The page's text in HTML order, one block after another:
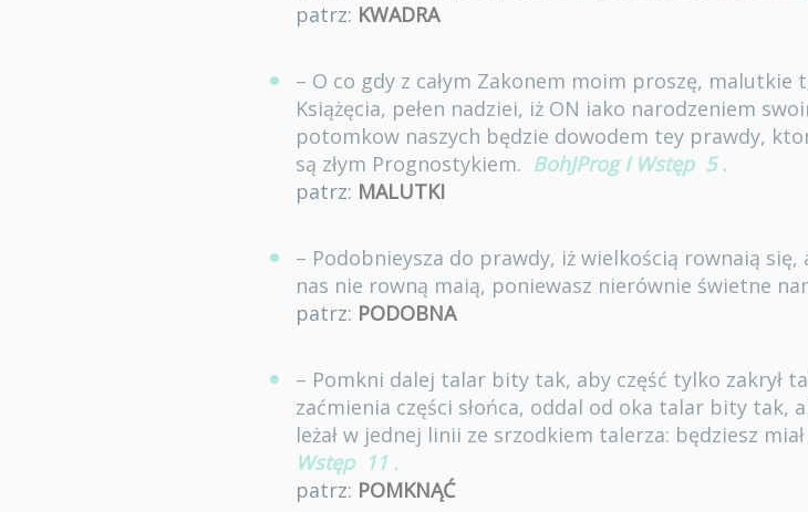
patrz: KWADRA
– O co gdy z całym Zakonem moim proszę, malutkie
Książęcia, pełen nadziei, iż ON iako narodzeniem
potomkow naszych będzie dowodem tey prawdy,
są złym Prognostykiem. BohJProg I Wstęp 5 .
patrz: MALUTKI
– Podobnieysza do prawdy, iż wielkością rownaią się,
nas nie rowną maią, poniewasz nierównie świetne
patrz: PODOBNA
– Pomkni dalej talar bity tak, aby część tylko zakrył
zaćmienia części słońca, oddal od oka talar bity tak,
leżał w jednej linii ze srzodkiem talerza: będziesz
Wstęp 11 .
patrz: POMKNĄĆ